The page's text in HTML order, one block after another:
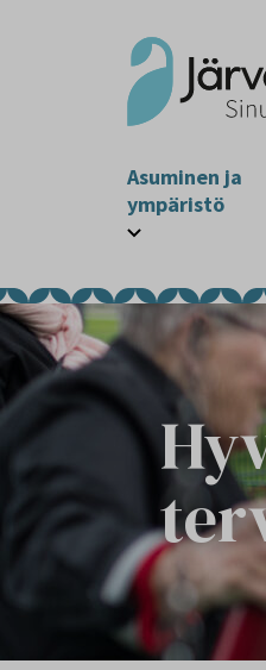
Asuminen ja
ympäristö